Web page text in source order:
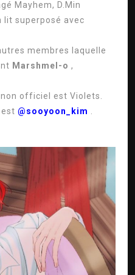
Mayhem, D.Min
lit superposé avec
membres laquelle
Marshmel-o ,
officiel est Violets.
est @sooyoon_kim